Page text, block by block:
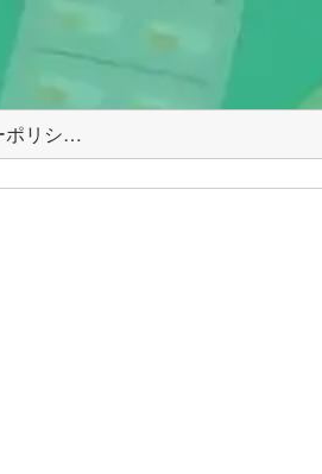
＜プライバシーポリシー＞